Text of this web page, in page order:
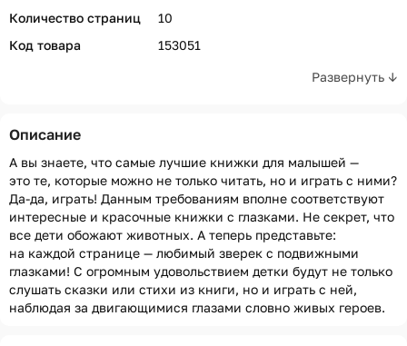
Развернуть ↓
Количество страниц
10
Код товара
153051
Описание
А вы знаете, что самые лучшие книжки для малышей —
это те, которые можно не только читать, но и играть с ними?
Да-да, играть! Данным требованиям вполне соответствуют
интересные и красочные книжки с глазками. Не секрет, что
все дети обожают животных. А теперь представьте:
на каждой странице — любимый зверек с подвижными
глазками! С огромным удовольствием детки будут не только
слушать сказки или стихи из книги, но и играть с ней,
наблюдая за двигающимися глазами словно живых героев.